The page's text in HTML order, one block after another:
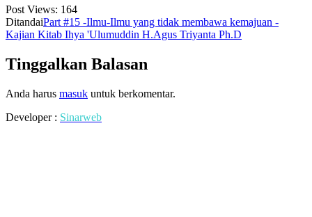
Post Views: 164
DitandaiPart #15 -Ilmu-Ilmu yang tidak membawa kemajuan -
Kajian Kitab Ihya 'Ulumuddin H.Agus Triyanta Ph.D
Tinggalkan Balasan
Anda harus masuk untuk berkomentar.
Developer : Sinarweb